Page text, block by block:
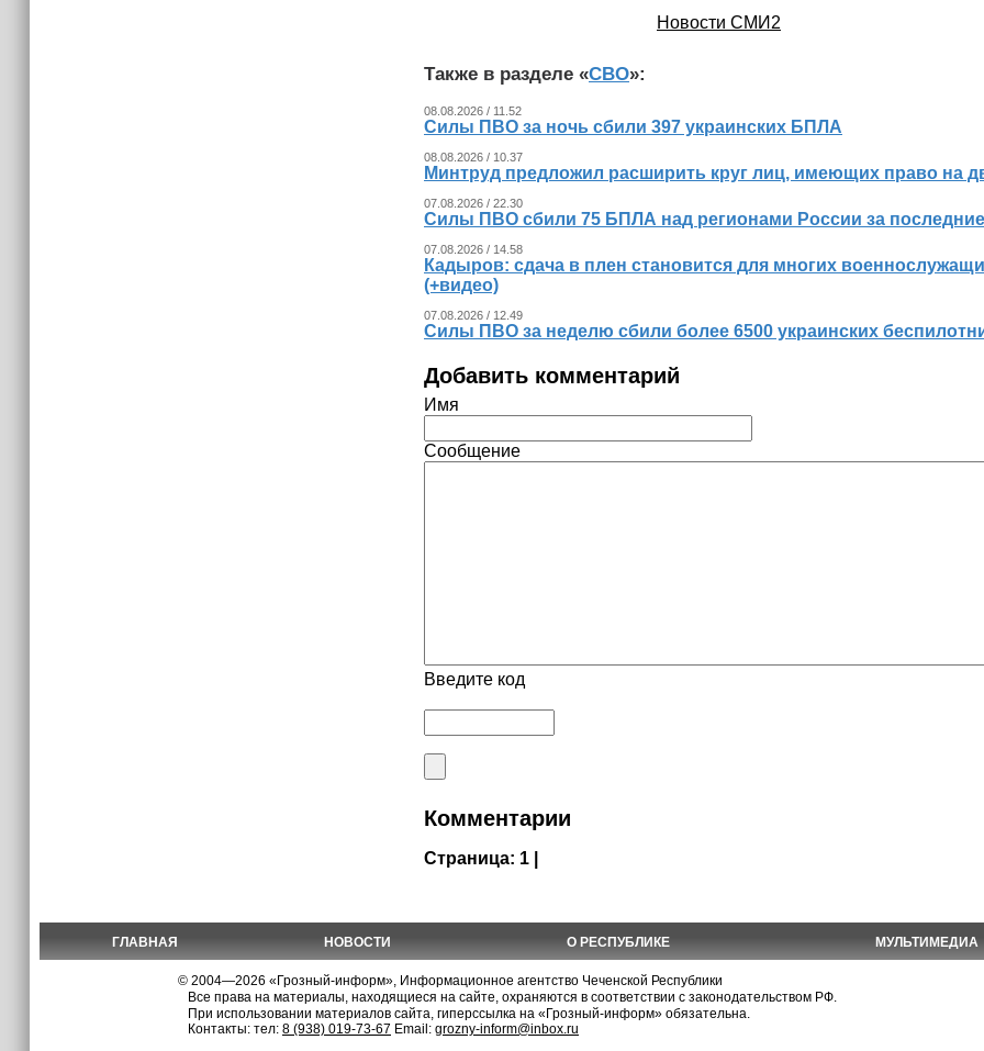
Новости СМИ2
Также в разделе «СВО»:
08.08.2026 / 11.52
Силы ПВО за ночь сбили 397 украинских БПЛА
08.08.2026 / 10.37
Минтруд предложил расширить круг лиц, имеющих право на
07.08.2026 / 22.30
Силы ПВО сбили 75 БПЛА над регионами России за последние
07.08.2026 / 14.58
Кадыров: сдача в плен становится для многих
(+видео)
07.08.2026 / 12.49
Силы ПВО за неделю сбили более 6500 украинских
Добавить комментарий
Имя
Сообщение
Введите код
Комментарии
Страница: 1 |
ГЛАВНАЯ НОВОСТИ О РЕСПУБЛИКЕ МУЛЬТИМЕДИА
© 2004—2026 «Грозный-информ», Информационное агентство Чеченской Республики
Все права на материалы, находящиеся на сайте, охраняются в соответствии с законодательством РФ.
При использовании материалов сайта, гиперссылка на «Грозный-информ» обязательна.
Контакты: тел: 8 (938) 019-73-67 Email: grozny-inform@inbox.ru